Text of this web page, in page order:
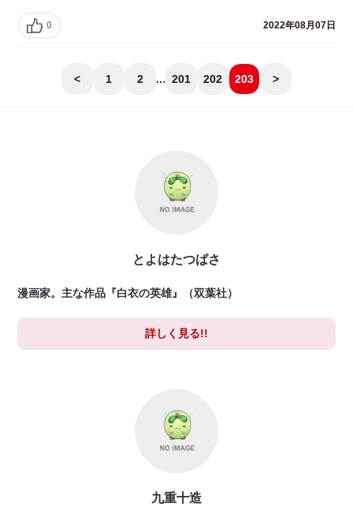
0 2022年08月07日
< 1 2 ... 201 202 203 >
とよはたつばさ
漫画家。主な作品『白衣の英雄』（双葉社）
詳しく見る!!
九重十造